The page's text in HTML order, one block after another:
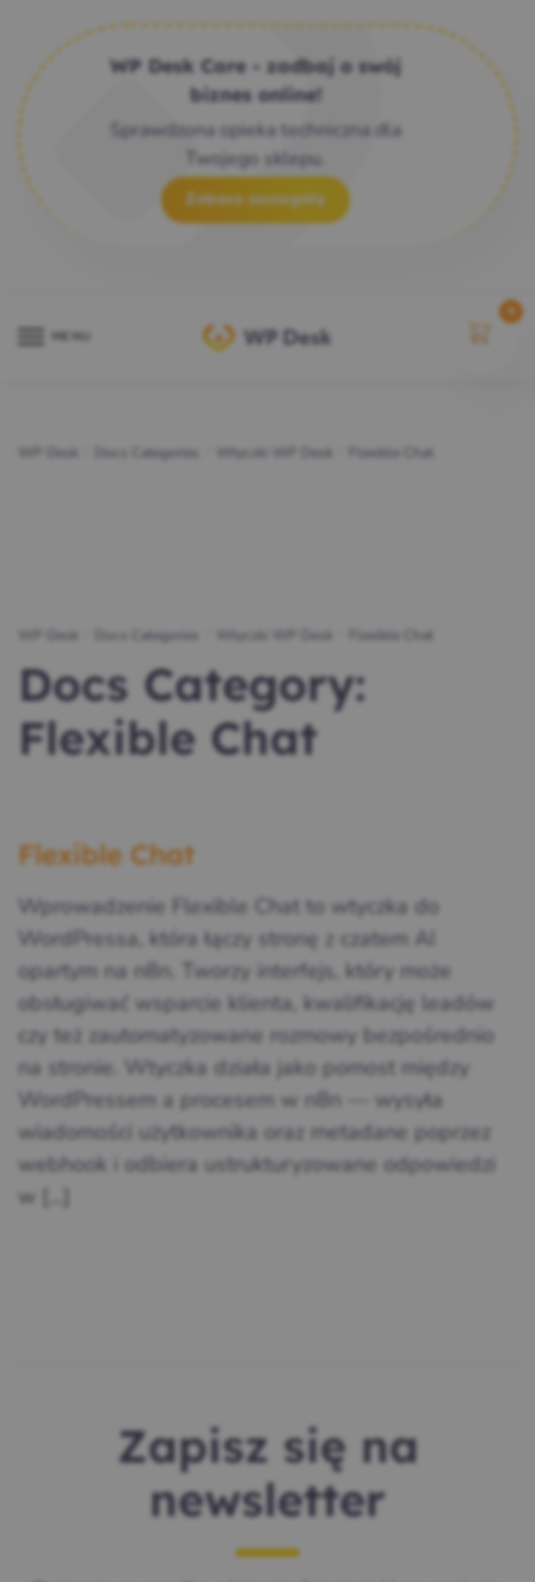
WP Desk Care - zadbaj o swój
biznes online!
Sprawdzona opieka techniczna dla
Twojego sklepu.
Zobacz szczegóły
WP Desk Docs Categories Wtyczki WP Desk Flexible Chat
WP Desk Docs Categories Wtyczki WP Desk Flexible Chat
Docs Category:
Flexible Chat
Flexible Chat
Wprowadzenie Flexible Chat to wtyczka do
WordPressa, która łączy stronę z czatem AI
opartym na n8n. Tworzy interfejs, który może
obsługiwać wsparcie klienta, kwalifikację leadów
czy też zautomatyzowane rozmowy bezpośrednio
na stronie. Wtyczka działa jako pomost między
WordPressem a procesem w n8n — wysyła
wiadomości użytkownika oraz metadane poprzez
webhook i odbiera ustrukturyzowane odpowiedzi
w […]
Zapisz się na
newsletter